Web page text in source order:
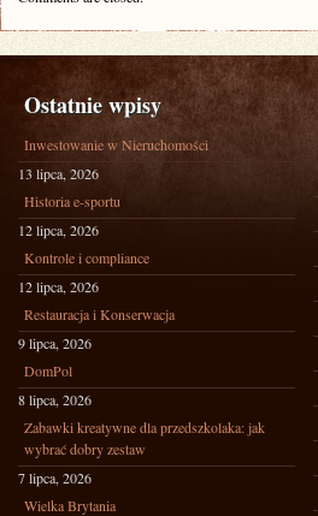
Ostatnie wpisy
Inwestowanie w Nieruchomości
13 lipca, 2026
Historia e-sportu
12 lipca, 2026
Kontrole i compliance
12 lipca, 2026
Restauracja i Konserwacja
9 lipca, 2026
DomPol
8 lipca, 2026
Zabawki kreatywne dla przedszkolaka: jak
wybrać dobry zestaw
7 lipca, 2026
Wielka Brytania